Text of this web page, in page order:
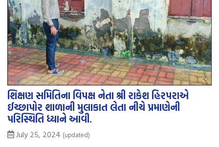
શિક્ષણ સમિતિના વિપક્ષ નેતા શ્રી રાકેશ હિરપરાએ
ઈચ્છાપોર શાળાની મુલાકાત લેતા નીચે પ્રમાણેની
પરિસ્થિતિ ધ્યાને આવી.
July 25, 2024 (updated)